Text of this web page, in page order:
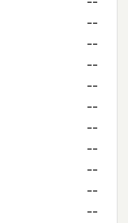
--
--
--
--
--
--
--
--
--
--